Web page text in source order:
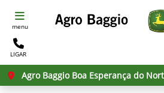
menu
LIGAR
Agro Baggio Boa Esperança do